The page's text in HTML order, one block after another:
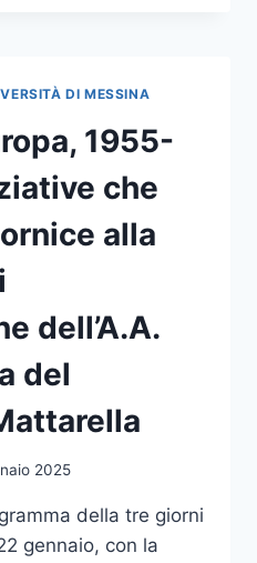
CELEBRATIVO
DI MESSINA
1955-
che
alla
dell’A.A.
del
2025
della tre giorni
gennaio, con la